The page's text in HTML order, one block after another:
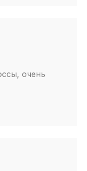
очень